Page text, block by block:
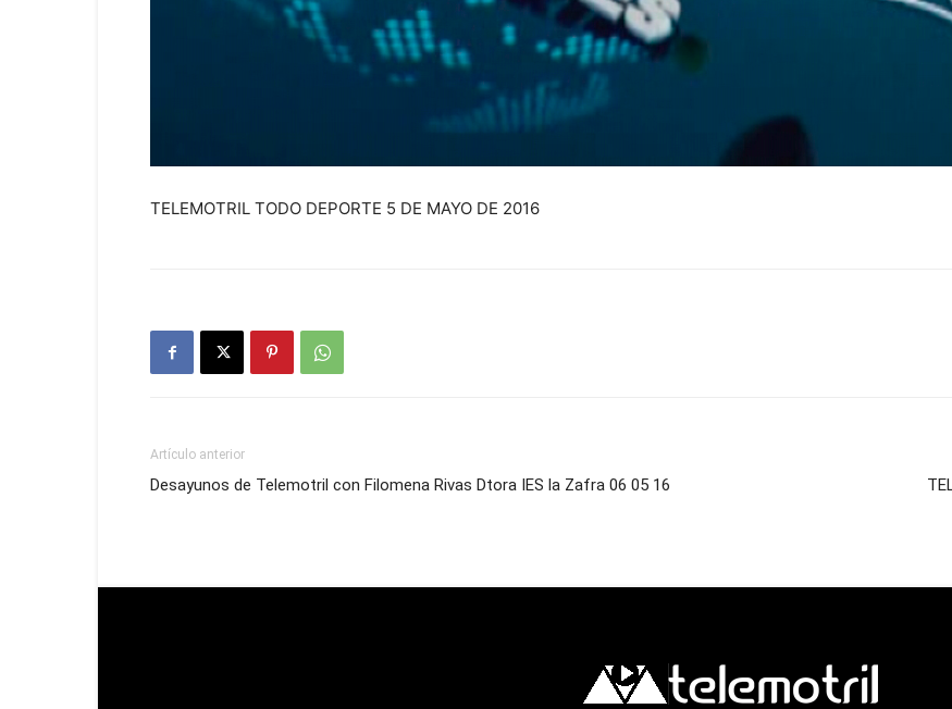
TELEMOTRIL TODO DEPORTE 5 DE MAYO DE 2016
Artículo anterior
Desayunos de Telemotril con Filomena Rivas Dtora IES la Zafra 06 05 16